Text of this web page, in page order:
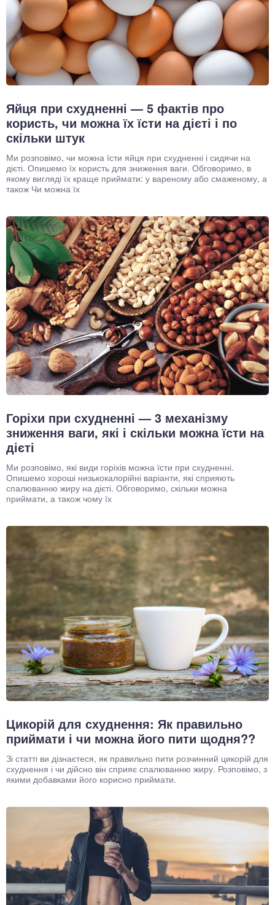
Яйця при схудненні — 5 фактів про
користь, чи можна їх їсти на дієті і по
скільки штук
Ми розповімо, чи можна їсти яйця при схудненні і сидячи на
дієті. Опишемо їх користь для зниження ваги. Обговоримо, в
якому вигляді їх краще приймати: у вареному або смаженому, а
також Чи можна їх
Горіхи при схудненні — 3 механізму
зниження ваги, які і скільки можна їсти на
дієті
Ми розповімо, які види горіхів можна їсти при схудненні.
Опишемо хороші низькокалорійні варіанти, які сприяють
спалюванню жиру на дієті. Обговоримо, скільки можна
приймати, а також чому їх
Цикорій для схуднення: Як правильно
приймати і чи можна його пити щодня??
Зі статті ви дізнаєтеся, як правильно пити розчинний цикорій для
схуднення і чи дійсно він сприяє спалюванню жиру. Розповімо, з
якими добавками його корисно приймати.
система
система
суглоби, м'язи